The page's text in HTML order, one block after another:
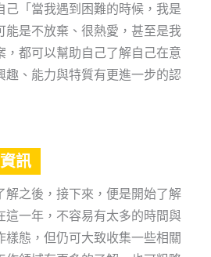
「當我遇到困難的時候，我是
能是不放棄、很熱愛，甚至是我
，都可以幫助自己了解自己在意
趣、能力與特質有更進一步的認
訊
解之後，接下來，便是開始了解
這一年，不容易有太多的時間與
樣態，但仍可大致收集一些相關